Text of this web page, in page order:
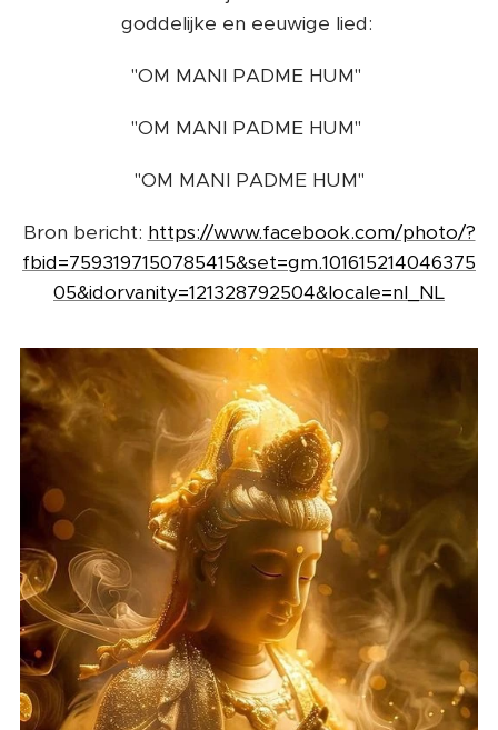
goddelijke en eeuwige lied:
"OM MANI PADME HUM"
"OM MANI PADME HUM"
"OM MANI PADME HUM"
Bron bericht: https://www.facebook.com/photo/?
fbid=7593197150785415&set=gm.101615214046375
05&idorvanity=121328792504&locale=nl_NL